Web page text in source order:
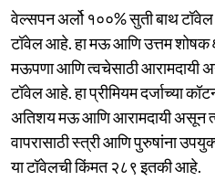
वेल्सपन अर्लो १००% सुती बाथ
टॉवेल आहे. हा मऊ आणि उत्तम शोषक
मऊपणा आणि त्वचेसाठी आरामदायी
टॉवेल आहे. हा प्रीमियम दर्जाच्या
अतिशय मऊ आणि आरामदायी असून
वापरासाठी स्त्री आणि पुरुषांना
या टॉवेलची किंमत २८९ इतकी आहे.